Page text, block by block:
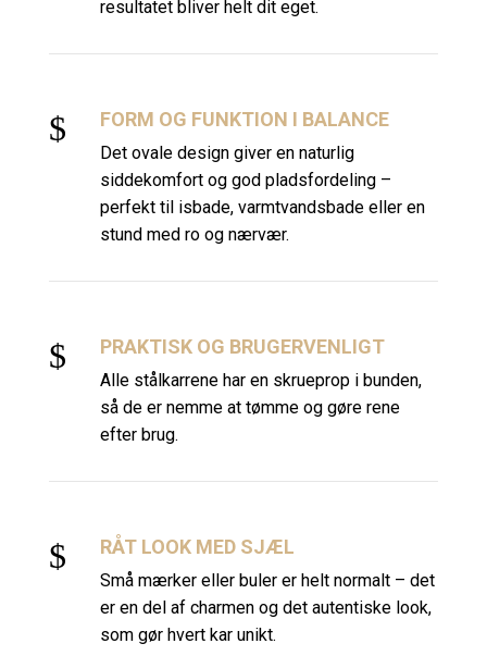
resultatet bliver helt dit eget.
$ FORM OG FUNKTION I BALANCE
Det ovale design giver en naturlig
siddekomfort og god pladsfordeling –
perfekt til isbade, varmtvandsbade eller en
stund med ro og nærvær.
$ PRAKTISK OG BRUGERVENLIGT
Alle stålkarrene har en skrueprop i bunden,
så de er nemme at tømme og gøre rene
efter brug.
$ RÅT LOOK MED SJÆL
Små mærker eller buler er helt normalt – det
er en del af charmen og det autentiske look,
som gør hvert kar unikt.